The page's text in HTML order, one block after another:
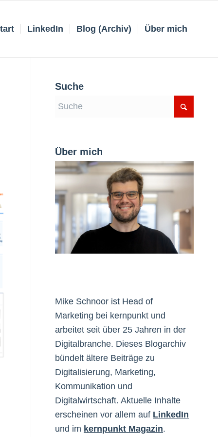
LinkedIn Blog (Archiv) Über mich
Suche
Über mich
Mike Schnoor ist Head of
Marketing bei kernpunkt und
arbeitet seit über 25 Jahren in der
Digitalbranche. Dieses Blogarchiv
bündelt ältere Beiträge zu
Digitalisierung, Marketing,
Kommunikation und
Digitalwirtschaft. Aktuelle Inhalte
erscheinen vor allem auf LinkedIn
und im kernpunkt Magazin.